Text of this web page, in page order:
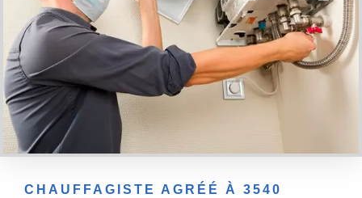
CHAUFFAGISTE AGRÉÉ À 3540